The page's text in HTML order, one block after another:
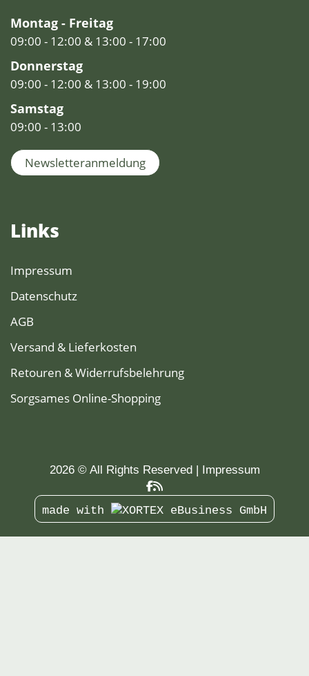
Montag - Freitag
09:00 - 12:00 & 13:00 - 17:00
Donnerstag
09:00 - 12:00 & 13:00 - 19:00
Samstag
09:00 - 13:00
Newsletteranmeldung
Links
Impressum
Datenschutz
AGB
Versand & Lieferkosten
Retouren & Widerrufsbelehrung
Sorgsames Online-Shopping
2026 © All Rights Reserved Impressum
made with